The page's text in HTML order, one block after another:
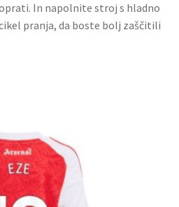
In napolnite stroj s hladno
pranja, da boste bolj zaščitili